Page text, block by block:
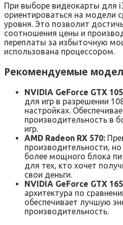
При выборе видеокарты для
ориентироваться на модели
уровня. Это позволит
соотношения цены и
переплаты за избыточную
использована процессором.
Рекомендуемые
NVIDIA GeForce GTX
для игр в разрешении
настройках.
производительность в
игр.
AMD Radeon RX 570:
производительности‚
более мощного блока
для тех‚ кто хочет
свои деньги.
NVIDIA GeForce GTX
архитектура по
обеспечивает лучшую
производительность.